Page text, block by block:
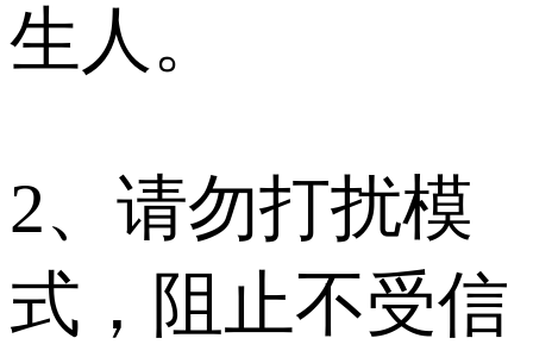
生人。
2、请勿打扰模
式，阻止不受信